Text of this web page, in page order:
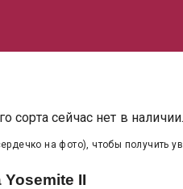
сорта сейчас нет в наличии.
на фото), чтобы получить
Yosemite II